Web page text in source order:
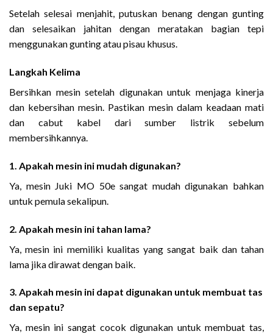
Setelah selesai menjahit, putuskan benang dengan gunting
dan selesaikan jahitan dengan meratakan bagian tepi
menggunakan gunting atau pisau khusus.
Langkah Kelima
Bersihkan mesin setelah digunakan untuk menjaga kinerja
dan kebersihan mesin. Pastikan mesin dalam keadaan mati
dan cabut kabel dari sumber listrik sebelum
membersihkannya.
1. Apakah mesin ini mudah digunakan?
Ya, mesin Juki MO 50e sangat mudah digunakan bahkan
untuk pemula sekalipun.
2. Apakah mesin ini tahan lama?
Ya, mesin ini memiliki kualitas yang sangat baik dan tahan
lama jika dirawat dengan baik.
3. Apakah mesin ini dapat digunakan untuk membuat tas
dan sepatu?
Ya, mesin ini sangat cocok digunakan untuk membuat tas,